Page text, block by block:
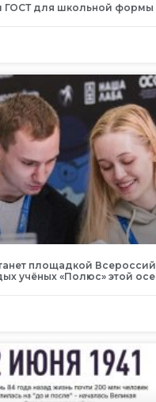
ГОСТ для школьной формы
площадкой
учёных «Полюс» этой